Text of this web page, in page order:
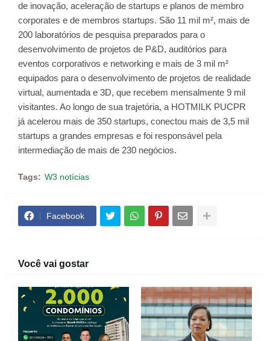
de inovação, aceleração de startups e planos de membro
corporates e de membros startups. São 11 mil m², mais de
200 laboratórios de pesquisa preparados para o
desenvolvimento de projetos de P&D, auditórios para
eventos corporativos e networking e mais de 3 mil m²
equipados para o desenvolvimento de projetos de realidade
virtual, aumentada e 3D, que recebem mensalmente 9 mil
visitantes. Ao longo de sua trajetória, a HOTMILK PUCPR
já acelerou mais de 350 startups, conectou mais de 3,5 mil
startups a grandes empresas e foi responsável pela
intermediação de mais de 230 negócios.
Tags: W3 notícias
Facebook
Você vai gostar